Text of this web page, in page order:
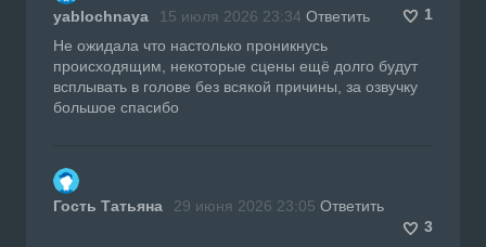
yablochnaya 15 июля 2026 23:34 Ответить
1
Не ожидала что настолько проникнусь
происходящим, некоторые сцены ещё долго будут
всплывать в голове без всякой причины, за озвучку
большое спасибо
Гость Татьяна 29 июня 2026 23:05 Ответить
3